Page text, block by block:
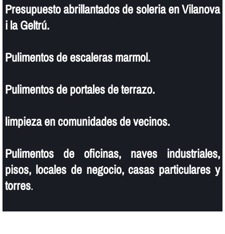
Presupuesto abrillantados de soleria en Vilanova
i la Geltrú.
Pulimentos de escaleras marmol.
Pulimentos de portales de terrazo.
limpieza en comunidades de vecinos.
Pulimentos de oficinas, naves industriales,
pisos, locales de negocio, casas particulares y
torres.